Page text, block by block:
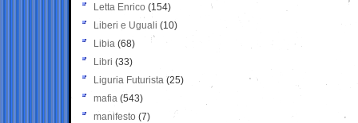
Letta Enrico (154)
Liberi e Uguali (10)
Libia (68)
Libri (33)
Liguria Futurista (25)
mafia (543)
manifesto (7)